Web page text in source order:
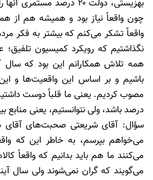
چون واقعاً نیاز بود و همیشه هم از
واقعاً تشکر می‌کنم که بیشتر به فکر
نگذاشتیم که رویکرد کمیسیون
همه تلاش همکارانم این بود که سال
درصد باشد، ولی نتوانستیم، یعنی منابع
سؤال: آقای شریعتی صحبت‌های آقای
می‌خواهم بپرسم، به خاطر این که
می‌کنند ما هم باید بدانیم که واقعاً
می‌گویند که گران نمی‌شوند ولی سال